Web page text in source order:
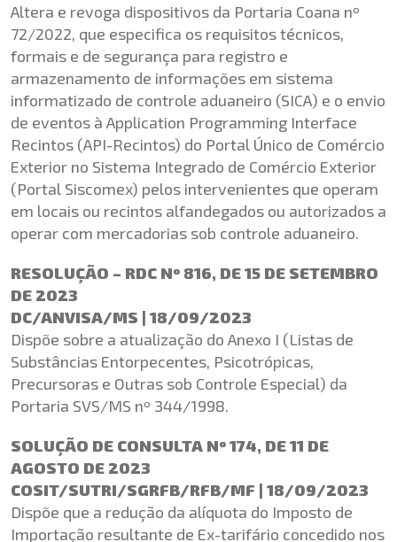
Altera e revoga dispositivos da Portaria Coana nº
72/2022, que especifica os requisitos técnicos,
formais e de segurança para registro e
armazenamento de informações em sistema
informatizado de controle aduaneiro (SICA) e o envio
de eventos à Application Programming Interface
Recintos (API-Recintos) do Portal Único de Comércio
Exterior no Sistema Integrado de Comércio Exterior
(Portal Siscomex) pelos intervenientes que operam
em locais ou recintos alfandegados ou autorizados a
operar com mercadorias sob controle aduaneiro.
RESOLUÇÃO – RDC Nº 816, DE 15 DE SETEMBRO
DE 2023
DC/ANVISA/MS | 18/09/2023
Dispõe sobre a atualização do Anexo I (Listas de
Substâncias Entorpecentes, Psicotrópicas,
Precursoras e Outras sob Controle Especial) da
Portaria SVS/MS nº 344/1998.
SOLUÇÃO DE CONSULTA Nº 174, DE 11 DE
AGOSTO DE 2023
COSIT/SUTRI/SGRFB/RFB/MF | 18/09/2023
Dispõe que a redução da alíquota do Imposto de
Importação resultante de Ex-tarifário concedido nos